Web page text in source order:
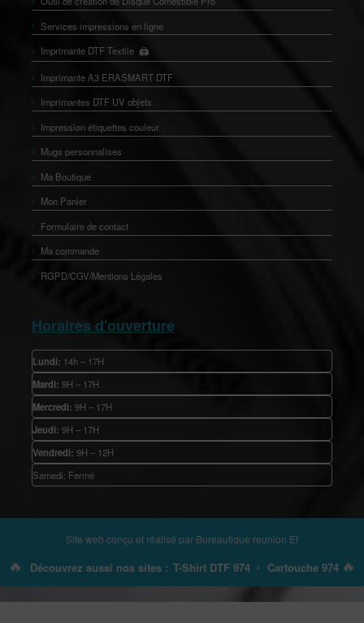
Services impressions en ligne
Imprimante DTF Textile 🖨️
👕
Imprimante A3 ERASMART DTF
Imprimantes DTF UV objets
Impression étiquettes couleur
Mugs personnalises
Ma Boutique
Mon Panier
Formulaire de contact
Ma commande
RGPD/CGV/Mentions Légales
Horaires d’ouverture
Lundi: 14h – 17H
Mardi: 9H – 17H
Mercredi: 9H – 17H
Jeudi: 9H – 17H
Vendredi: 9H – 12H
Samedi: Fermé
Site web conçu et réalisé par Bureautique reunion EI
🔥 Découvrez aussi nos sites : T-Shirt DTF 974 • Cartouche 974 🔥